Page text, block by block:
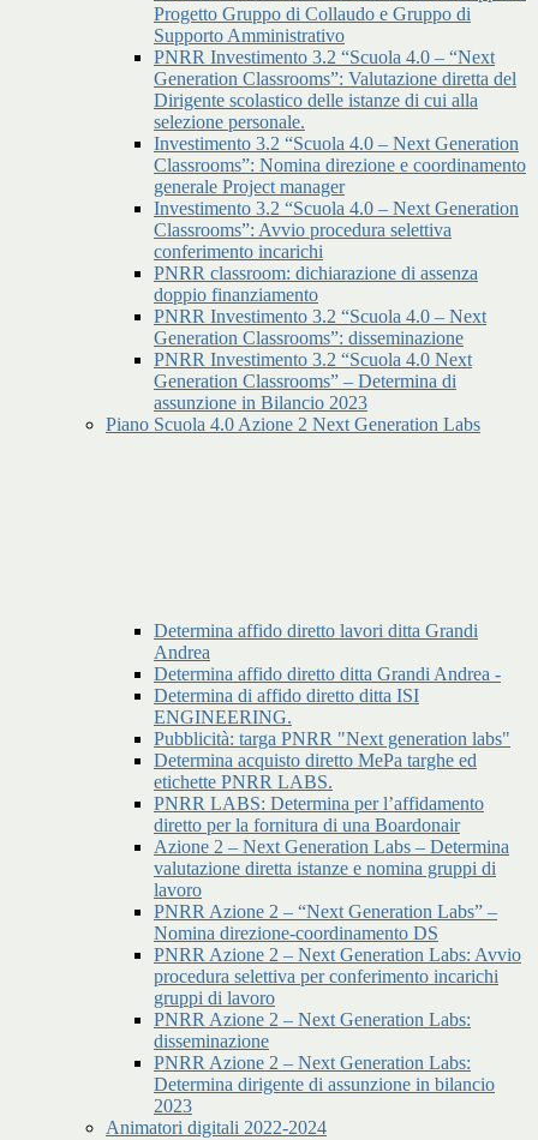
Progetto Gruppo di Collaudo e Gruppo di
Supporto Amministrativo
PNRR Investimento 3.2 “Scuola 4.0 – “Next
Generation Classrooms”: Valutazione diretta del
Dirigente scolastico delle istanze di cui alla
selezione personale.
Investimento 3.2 “Scuola 4.0 – Next Generation
Classrooms”: Nomina direzione e coordinamento
generale Project manager
Investimento 3.2 “Scuola 4.0 – Next Generation
Classrooms”: Avvio procedura selettiva
conferimento incarichi
PNRR classroom: dichiarazione di assenza
doppio finanziamento
PNRR Investimento 3.2 “Scuola 4.0 – Next
Generation Classrooms”: disseminazione
PNRR Investimento 3.2 “Scuola 4.0 Next
Generation Classrooms” – Determina di
assunzione in Bilancio 2023
Piano Scuola 4.0 Azione 2 Next Generation Labs
Determina affido diretto lavori ditta Grandi
Andrea
Determina affido diretto ditta Grandi Andrea -
Determina di affido diretto ditta ISI
ENGINEERING.
Pubblicità: targa PNRR "Next generation labs"
Determina acquisto diretto MePa targhe ed
etichette PNRR LABS.
PNRR LABS: Determina per l’affidamento
diretto per la fornitura di una Boardonair
Azione 2 – Next Generation Labs – Determina
valutazione diretta istanze e nomina gruppi di
lavoro
PNRR Azione 2 – “Next Generation Labs” –
Nomina direzione-coordinamento DS
PNRR Azione 2 – Next Generation Labs: Avvio
procedura selettiva per conferimento incarichi
gruppi di lavoro
PNRR Azione 2 – Next Generation Labs:
disseminazione
PNRR Azione 2 – Next Generation Labs:
Determina dirigente di assunzione in bilancio
2023
Animatori digitali 2022-2024